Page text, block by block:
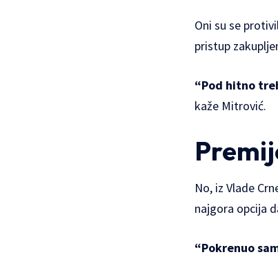
Oni su se
pristup
“Pod hitno
kaže Mitrović.
No, iz Vlade
najgora opcija
“Pokrenuo